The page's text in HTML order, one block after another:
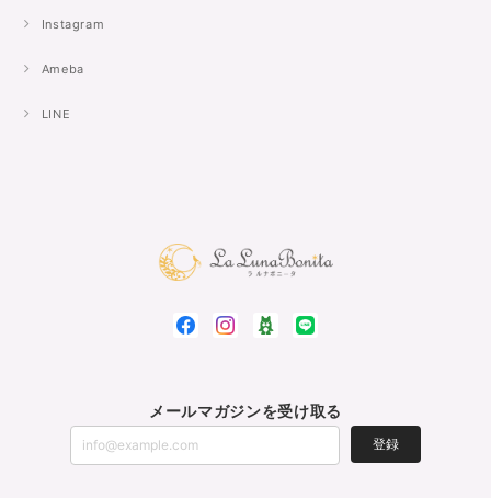
Instagram
Ameba
LINE
メールマガジンを受け取る
登録